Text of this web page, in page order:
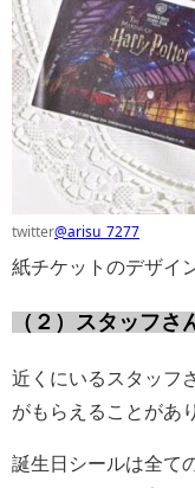
twitter@arisu_7277
紙チケットのデザイ
（２）スタッフさ
近くにいるスタッフ
がもらえることがあ
誕生日シールは全て